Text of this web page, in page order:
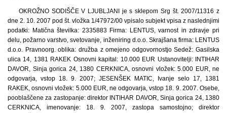
OKROŽNO SODIŠČE V LJUBLJANI je s sklepom Srg št. 2007/11316 z
dne 2. 10. 2007 pod št. vložka 1/47972/00 vpisalo subjekt vpisa z naslednjimi
podatki: Matična številka: 2335883 Firma: LENTUS, varnost in zdravje pri
delu, požarno varstvo, svetovanje, inženiring d.o.o. Skrajšana firma: LENTUS
d.o.o. Pravnoorg. oblika: družba z omejeno odgovornostjo Sedež: Gasilska
ulica 14, 1381 RAKEK Osnovni kapital: 10.000 EUR Ustanovitelji: INTIHAR
DAVOR, Sinja gorica 24, 1380 CERKNICA, osnovni vložek: 5.000 EUR, ne
odgovarja, vstop 18. 9. 2007; JESENŠEK MATIC, Ivanje selo 17, 1381
RAKEK, osnovni vložek: 5.000 EUR, ne odgovarja, vstop 18. 9. 2007. Osebe,
pooblaščene za zastopanje: direktor INTIHAR DAVOR, Sinja gorica 24, 1380
CERKNICA, imenovanje: 18. 9. 2007, zastopa samostojno; direktor